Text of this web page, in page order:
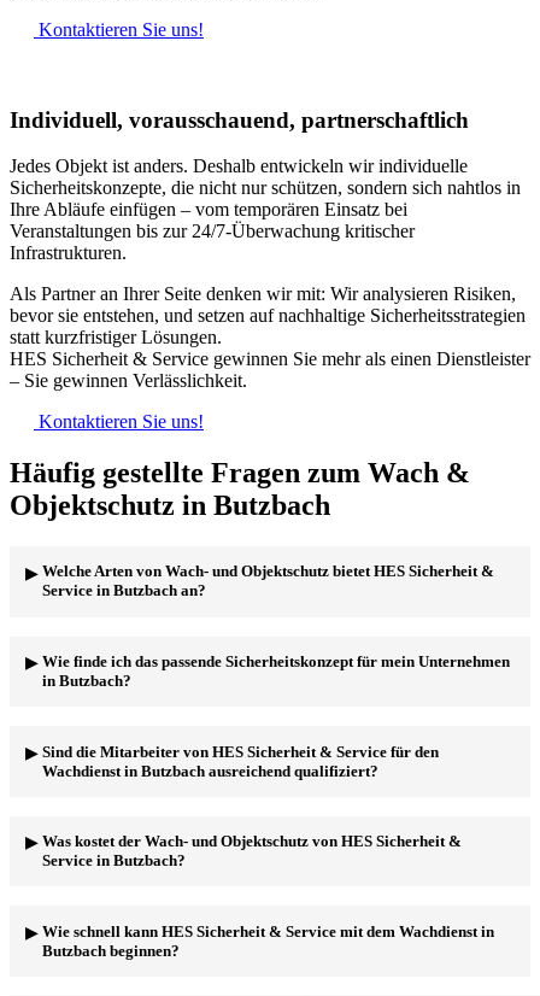
Kontaktieren Sie uns!
Individuell, vorausschauend, partnerschaftlich
Jedes Objekt ist anders. Deshalb entwickeln wir individuelle
Sicherheitskonzepte, die nicht nur schützen, sondern sich nahtlos in
Ihre Abläufe einfügen – vom temporären Einsatz bei
Veranstaltungen bis zur 24/7-Überwachung kritischer
Infrastrukturen.
Als Partner an Ihrer Seite denken wir mit: Wir analysieren Risiken,
bevor sie entstehen, und setzen auf nachhaltige Sicherheitsstrategien
statt kurzfristiger Lösungen.
HES Sicherheit & Service gewinnen Sie mehr als einen Dienstleister
– Sie gewinnen Verlässlichkeit.
Kontaktieren Sie uns!
Häufig gestellte Fragen zum Wach &
Objektschutz in Butzbach
Welche Arten von Wach- und Objektschutz bietet HES Sicherheit &
Service in Butzbach an?
an Wach- und Objektschutzdiensten an, darunter klassische
Objektbewachung, Revierdienste, Empfangsdienste,
Ihre Bedürfnisse an.
Wie finde ich das passende Sicherheitskonzept für mein Unternehmen
in Butzbach?
Analyse Ihrer individuellen Sicherheitsbedürfnisse in Butzbach.
Basierend auf dieser Analyse entwickeln wir ein maßgeschneidertes
Sind die Mitarbeiter von HES Sicherheit & Service für den
Wachdienst in Butzbach ausreichend qualifiziert?
umfangreiche Schulungen und Weiterbildungen. Sie verfügen über
die notwendigen Qualifikationen und Zertifizierungen, um einen
z.B. im Brandschutz oder Erste Hilfe.
Was kostet der Wach- und Objektschutz von HES Sicherheit &
Service in Butzbach?
abhängig von verschiedenen Faktoren, wie z.B. der Art des
Dienstes, dem benötigten Personal und den Einsatzzeiten. Wir
Wie schnell kann HES Sicherheit & Service mit dem Wachdienst in
Butzbach beginnen?